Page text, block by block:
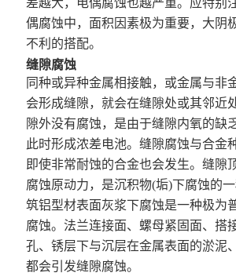
偶腐蚀中，面积因素极为重要，大阴
不利的搭配。
缝隙腐蚀
同种或异种金属相接触，或金属与非
会形成缝隙，就会在缝隙处或其邻近
隙外没有腐蚀，是由于缝隙内氧的缺
此时形成浓差电池。 缝隙腐蚀与合金
即使非常耐蚀的合金也会发生。缝隙
腐蚀原动力，是沉积物(垢)下腐蚀的
筑铝型材表面灰浆下腐蚀是一种极为
腐蚀。法兰连接面、螺母紧固面、搭
孔、锈层下与沉层在金属表面的淤泥
都会引发缝隙腐蚀。